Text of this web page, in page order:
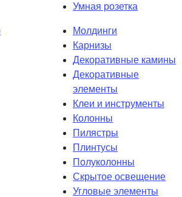
Умная розетка
Молдинги
Карнизы
Декоративные камины
Декоративные
элементы
Клеи и инструменты
Колонны
Пилястры
Плинтусы
Полуколонны
Скрытое освещение
Угловые элементы